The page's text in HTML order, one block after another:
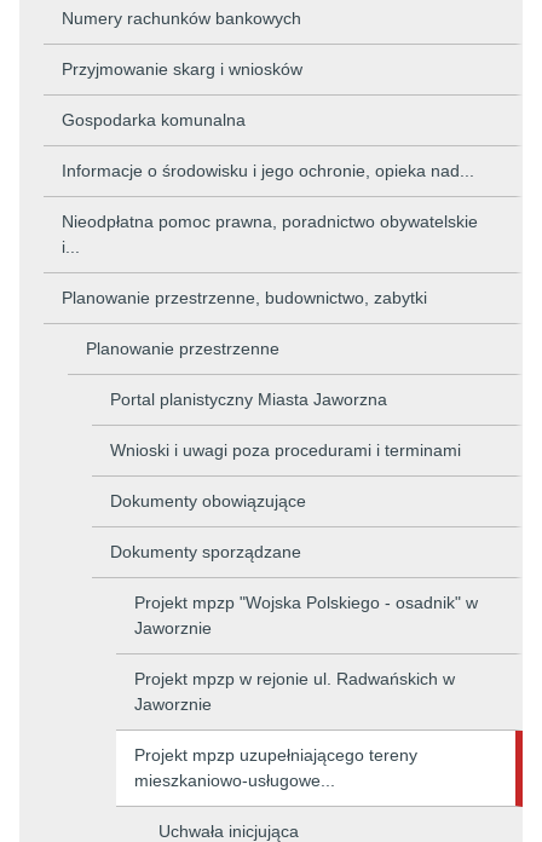
Numery rachunków bankowych
Przyjmowanie skarg i wniosków
Gospodarka komunalna
Informacje o środowisku i jego ochronie, opieka nad...
Nieodpłatna pomoc prawna, poradnictwo obywatelskie
i...
Planowanie przestrzenne, budownictwo, zabytki
Planowanie przestrzenne
Portal planistyczny Miasta Jaworzna
Wnioski i uwagi poza procedurami i terminami
Dokumenty obowiązujące
Dokumenty sporządzane
Projekt mpzp "Wojska Polskiego - osadnik" w
Jaworznie
Projekt mpzp w rejonie ul. Radwańskich w
Jaworznie
Projekt mpzp uzupełniającego tereny
mieszkaniowo-usługowe...
Uchwała inicjująca